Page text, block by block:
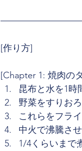
[作り方]
[Chapter 1: 焼肉の
昆布と水を1時
野菜をすりお
これらをフラ
中火で沸騰さ
1/4くらいまで